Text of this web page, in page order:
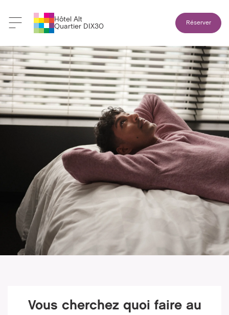
Hôtel Alt
Quartier DIX30
Réserver
Vous cherchez quoi faire au